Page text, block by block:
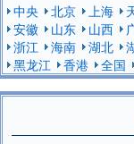
中央 北京 上海
安徽
山东 山西
浙江
海南 湖北
黑龙江
香港 全国